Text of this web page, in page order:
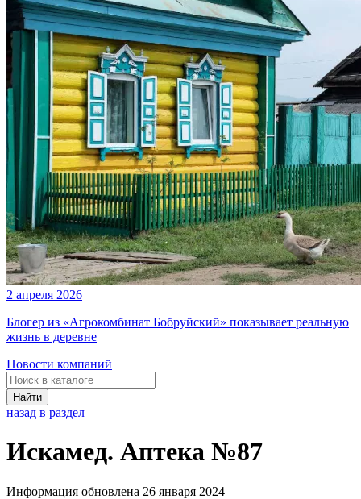
2 апреля 2026
Блогер из «Агрокомбинат Бобруйский» показывает реальную
жизнь в деревне
Новости компаний
Найти
назад в раздел
Искамед. Аптека №87
Информация обновлена 26 января 2024